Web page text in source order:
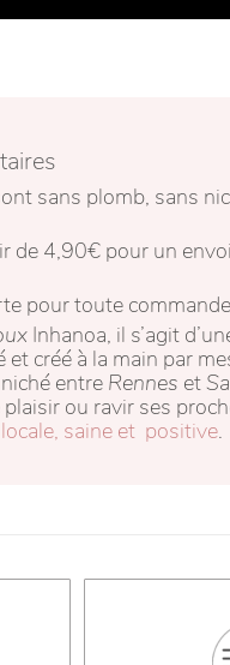
sans plomb, sans
de 4,90€ pour un
pour toute
Inhanoa, il s’agit
créé à la main par
entre Rennes et
plaisir ou ravir ses
saine et positive.